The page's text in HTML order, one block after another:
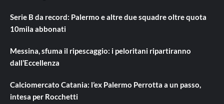
Serie B da record: Palermo e altre due squadre oltre quota
10mila abbonati
Messina, sfuma il ripescaggio: i peloritani ripartiranno
dall’Eccellenza
Calciomercato Catania: l’ex Palermo Perrotta a un passo,
intesa per Rocchetti